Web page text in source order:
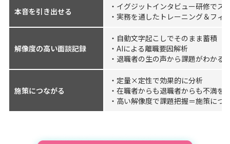
本音を引き出せる
・イグジットインタビュー研修でス
・実務を通したトレーニング＆フィ
解像度の高い面談記録
・自動文字起こしでそのまま蓄積
・AIによる離職要因解析
・退職者の生の声から課題がわかる
施策につながる
・定量×定性で効果的に分析
・在職者からも退職者からも不満を
・高い解像度で課題把握＝施策につ